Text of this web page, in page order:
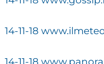
14-11-18